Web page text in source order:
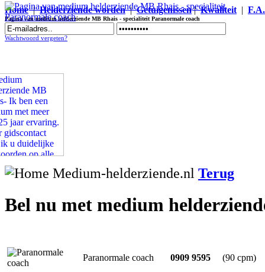
Home|Helderziende worden|Getuigenissen|Kwaliteit |
Pagina van medium helderziende MB Rhais - specialiteit Paranormale coach
Wachtwoord vergeten?
Terug
Bel nu met medium
Paranormale coach 0909 9595 (90 cpm)